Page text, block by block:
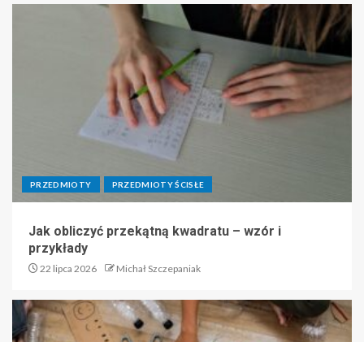
PRZEDMIOTY PRZEDMIOTY ŚCISŁE
Jak obliczyć przekątną kwadratu – wzór i
przykłady
22 lipca 2026 Michał Szczepaniak